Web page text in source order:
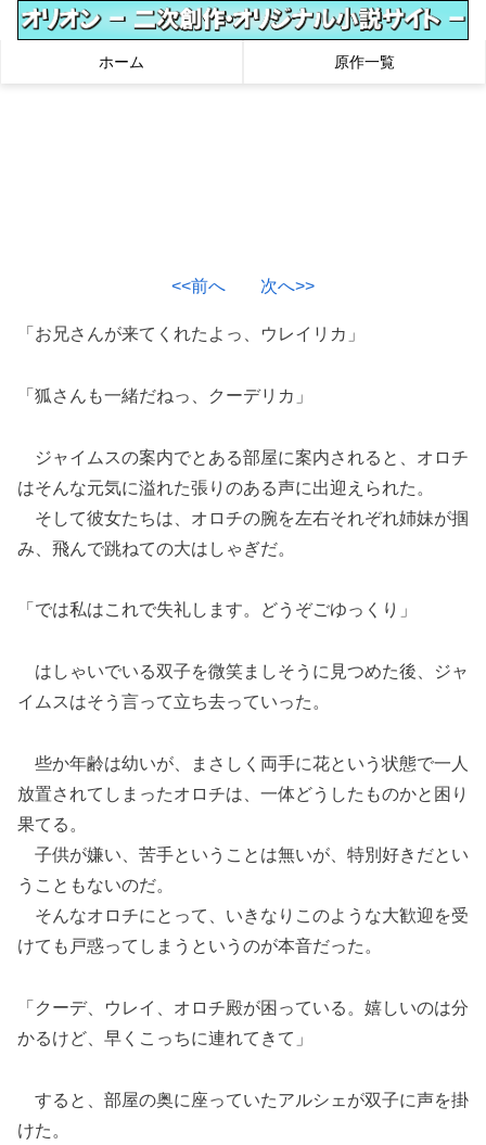
ホーム 原作一覧
<<前へ 次へ>>
「お兄さんが来てくれたよっ、ウレイリカ」
「狐さんも一緒だねっ、クーデリカ」
ジャイムスの案内でとある部屋に案内されると、オロチ
はそんな元気に溢れた張りのある声に出迎えられた。
そして彼女たちは、オロチの腕を左右それぞれ姉妹が掴
み、飛んで跳ねての大はしゃぎだ。
「では私はこれで失礼します。どうぞごゆっくり」
はしゃいでいる双子を微笑ましそうに見つめた後、ジャ
イムスはそう言って立ち去っていった。
些か年齢は幼いが、まさしく両手に花という状態で一人
放置されてしまったオロチは、一体どうしたものかと困り
果てる。
子供が嫌い、苦手ということは無いが、特別好きだとい
うこともないのだ。
そんなオロチにとって、いきなりこのような大歓迎を受
けても戸惑ってしまうというのが本音だった。
「クーデ、ウレイ、オロチ殿が困っている。嬉しいのは分
かるけど、早くこっちに連れてきて」
すると、部屋の奥に座っていたアルシェが双子に声を掛
けた。